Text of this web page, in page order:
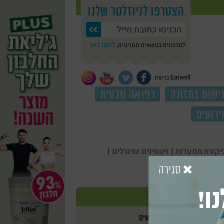
הצטרפו לניוזלטר שלנו
לעדכונים בנושאים מסוימים, לחצו כאן
Eatwell ברשת
גישות בתזונה
רפואה טבעית
מסעדות | ויטמינים ומינרלים |
אירועים
סגירה